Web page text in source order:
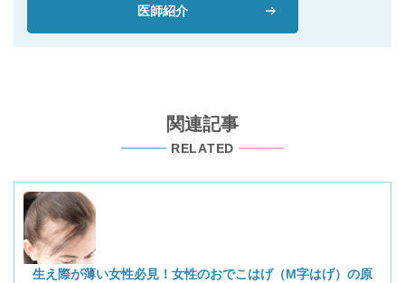
医師紹介
関連記事
RELATED
生え際が薄い女性必見！女性のおでこはげ（M字はげ）の原